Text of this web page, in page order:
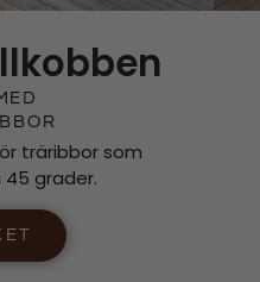
träribbor som
grader.